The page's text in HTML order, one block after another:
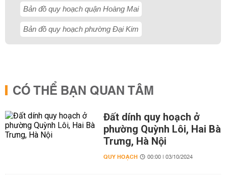
Bản đồ quy hoạch quận Hoàng Mai
Bản đồ quy hoạch phường Đại Kim
CÓ THỂ BẠN QUAN TÂM
Đất dính quy hoạch ở
phường Quỳnh Lôi, Hai Bà
Trưng, Hà Nội
QUY HOẠCH 00:00 | 03/10/2024